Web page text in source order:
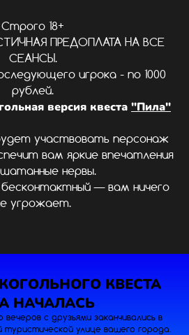
Строго 18+
ПРЕДОПЛАТА НА ВСЕ
СЕАНСЫ.
игрока - по 1000
рублей.
версия квеста "Пила"
участвовать персонаж
вам яркие впечатления
нервы.
— вам ничего
угрожает.
КВЕСТА
НАЧАЛАСЬ
вечеров с друзьями заканчивались в
улице вашего города.